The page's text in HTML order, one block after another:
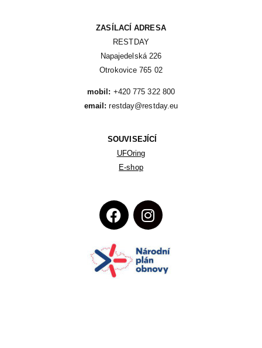
ZASÍLACÍ ADRESA
RESTDAY
Napajedelská 226
Otrokovice 765 02
mobil:
email: restday@restday.eu
SOUVISEJÍCÍ
UFOring
E-shop